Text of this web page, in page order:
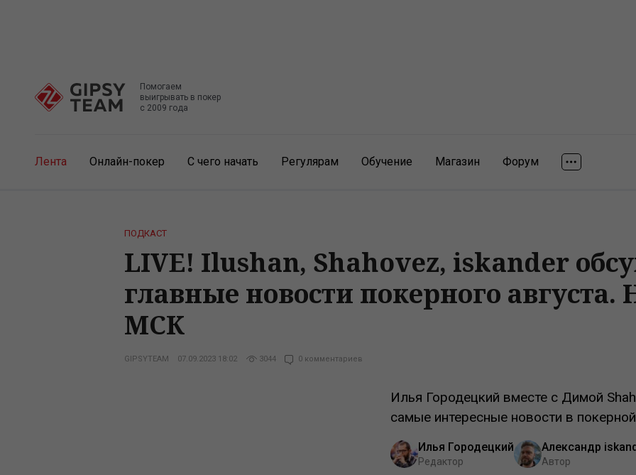
Помогаем
выигрывать в покер
с 2009 года
Лента Онлайн-покер С чего начать Регулярам Обучение Магазин Форум
ПОДКАСТ
LIVE! Ilushan, Shahovez, iskander
главные новости покерного августа.
МСК
GIPSYTEAM 07.09.2023 18:02 3044 0 комментариев
Илья Городецкий вместе с Димой
самые интересные новости в
Илья Городецкий
Редактор
Александр
Автор